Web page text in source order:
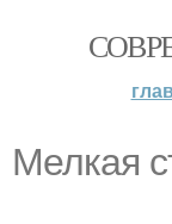
Мелкая